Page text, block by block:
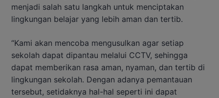
menjadi salah satu langkah untuk menciptakan
lingkungan belajar yang lebih aman dan tertib.
“Kami akan mencoba mengusulkan agar setiap
sekolah dapat dipantau melalui CCTV, sehingga
dapat memberikan rasa aman, nyaman, dan tertib di
lingkungan sekolah. Dengan adanya pemantauan
tersebut, setidaknya hal-hal seperti ini dapat